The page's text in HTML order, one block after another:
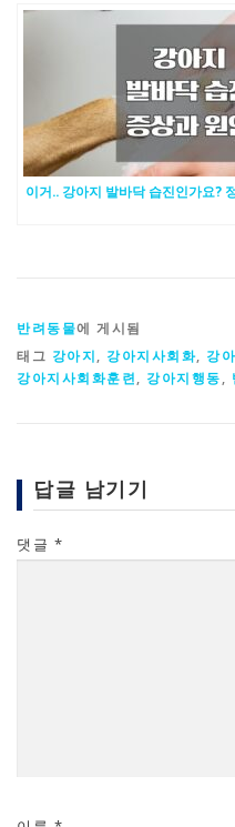
이거.. 강아지 발바닥 습진인가요?
반려동물에 게시됨
태그 강아지, 강아지사회화, 강
강아지사회화훈련, 강아지행동,
답글 남기기
댓글 *